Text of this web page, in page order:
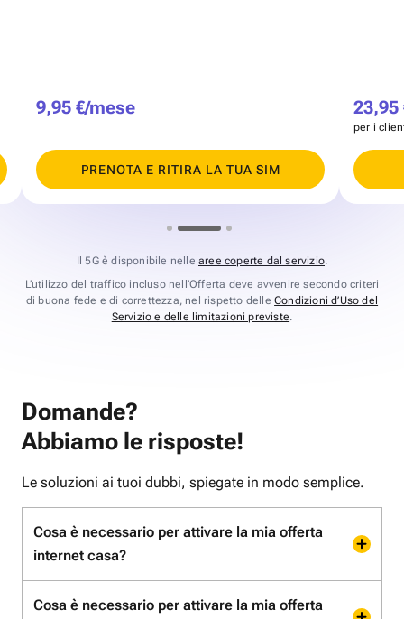
9,95 €/mese
PRENOTA E RITIRA LA TUA SIM
23,95
per i
Il 5G è disponibile nelle aree coperte dal servizio.
L’utilizzo del traffico incluso nell’Offerta deve avvenire secondo criteri
di buona fede e di correttezza, nel rispetto delleCondizioni d’Uso del
Servizio e delle limitazioni previste.
Domande?
Abbiamo le risposte!
Le soluzioni ai tuoi dubbi, spiegate in modo semplice.
Cosa è necessario per attivare la mia offerta
internet casa?
Cosa è necessario per attivare la mia offerta